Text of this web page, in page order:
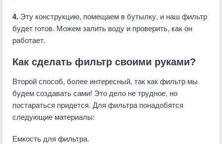
4. Эту конструкцию, помещаем в бутылку, и наш фильтр
будет готов. Можем залить воду и проверить, как он
работает.
Как сделать фильтр своими руками?
Второй способ, более интересный, так как фильтр мы
будем создавать сами! Это дело не трудное, но
постараться придется. Для фильтра понадобятся
следующие материалы:
Емкость для фильтра.